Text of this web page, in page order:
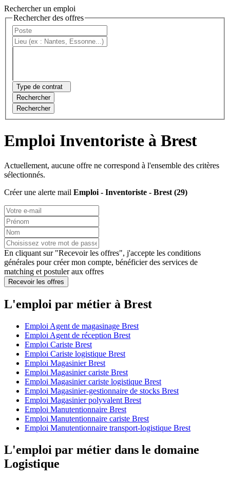
Rechercher un emploi
Rechercher des offres
Type de contrat
Rechercher
Rechercher
Emploi Inventoriste à Brest
Actuellement, aucune offre ne correspond à l'ensemble des critères
sélectionnés.
Créer une alerte mail Emploi - Inventoriste - Brest (29)
En cliquant sur "Recevoir les offres", j'accepte les conditions
générales pour créer mon compte, bénéficier des services de
matching et postuler aux offres
Recevoir les offres
L'emploi par métier à Brest
Emploi Agent de magasinage Brest
Emploi Agent de réception Brest
Emploi Cariste Brest
Emploi Cariste logistique Brest
Emploi Magasinier Brest
Emploi Magasinier cariste Brest
Emploi Magasinier cariste logistique Brest
Emploi Magasinier-gestionnaire de stocks Brest
Emploi Magasinier polyvalent Brest
Emploi Manutentionnaire Brest
Emploi Manutentionnaire cariste Brest
Emploi Manutentionnaire transport-logistique Brest
L'emploi par métier dans le domaine
Logistique